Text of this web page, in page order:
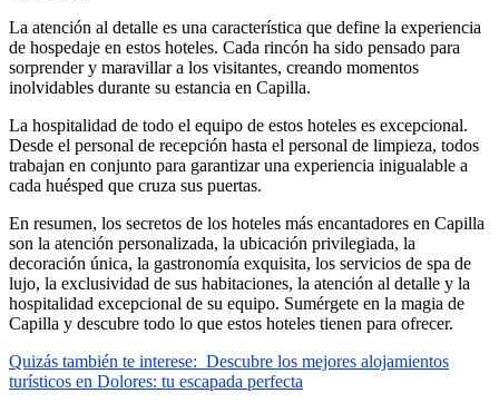
La atención al detalle es una característica que define la experiencia
de hospedaje en estos hoteles. Cada rincón ha sido pensado para
sorprender y maravillar a los visitantes, creando momentos
inolvidables durante su estancia en Capilla.
La hospitalidad de todo el equipo de estos hoteles es excepcional.
Desde el personal de recepción hasta el personal de limpieza, todos
trabajan en conjunto para garantizar una experiencia inigualable a
cada huésped que cruza sus puertas.
En resumen, los secretos de los hoteles más encantadores en Capilla
son la atención personalizada, la ubicación privilegiada, la
decoración única, la gastronomía exquisita, los servicios de spa de
lujo, la exclusividad de sus habitaciones, la atención al detalle y la
hospitalidad excepcional de su equipo. Sumérgete en la magia de
Capilla y descubre todo lo que estos hoteles tienen para ofrecer.
Quizás también te interese: Descubre los mejores alojamientos
turísticos en Dolores: tu escapada perfecta